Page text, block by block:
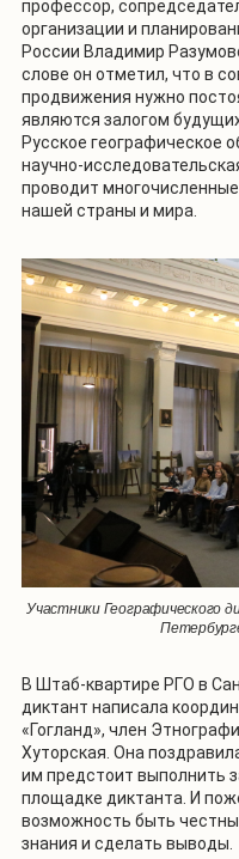
профессор,
организации и
России Владимир
слове он отметил, что в
продвижения нужно
являются залогом
Русское географическое
научно-
проводит
нашей страны и мира.
Участники Географического
В Штаб-квартире РГО в
диктант написала
«Гогланд», член
Хуторская. Она
им предстоит выполнить
площадке диктанта. И
возможность быть
знания и сделать выводы.